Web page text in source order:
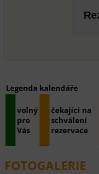
Legenda kalendáře
volný
pro
Vás
čekajíci na
schválení
rezervace
FOTOGALERIE